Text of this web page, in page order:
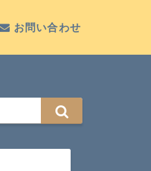
お問い合わせ